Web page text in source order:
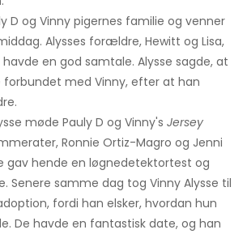
D og Vinny pigernes familie og venner
Alysses forældre, Hewitt og Lisa,
en god samtale. Alysse sagde, at
med Vinny, efter at han
møde Pauly D og Vinny's Jersey
Ronnie Ortiz-Magro og Jenni
gav hende en løgnedetektortest og
Senere samme dag tog Vinny Alysse til
fordi han elsker, hvordan hun
De havde en fantastisk date, og han